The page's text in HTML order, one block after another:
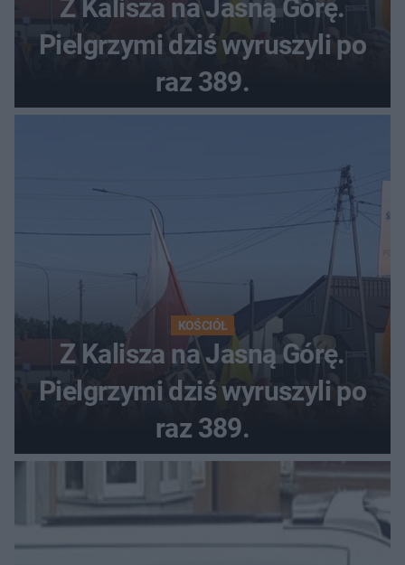
Z Kalisza na Jasną Górę.
Pielgrzymi dziś wyruszyli po
raz 389.
KOŚCIÓŁ
Z Kalisza na Jasną Górę.
Pielgrzymi dziś wyruszyli po
raz 389.